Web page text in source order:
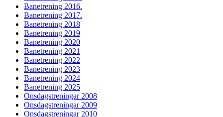
Banetrening 2016.
Banetrening 2017.
Banetrening 2018
Banetrening 2019
Banetrening 2020
Banetrening 2021
Banetrening 2022
Banetrening 2023
Banetrening 2024
Banetrening 2025
Onsdagstreningar 2008
Onsdagstreningar 2009
Onsdagstreningar 2010